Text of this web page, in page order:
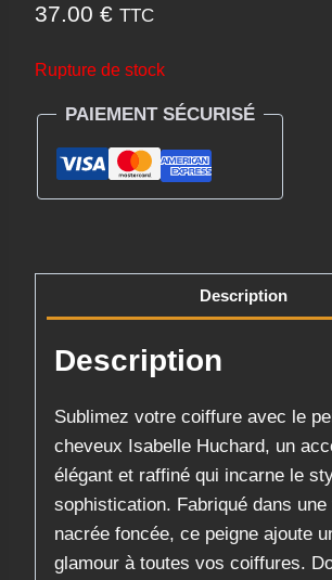
37.00 € TTC
Rupture de stock
PAIEMENT SÉCURISÉ
Description
Description
Sublimez votre coiffure avec le
cheveux Isabelle Huchard, un
élégant et raffiné qui incarne le
sophistication. Fabriqué dans une
nacrée foncée, ce peigne ajoute
glamour à toutes vos coiffures.